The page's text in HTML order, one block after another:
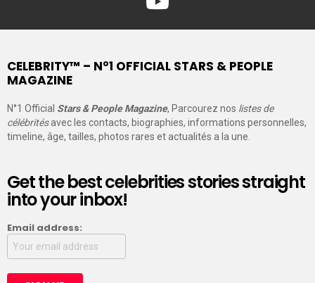
CELEBRITY™ – N°1 OFFICIAL STARS & PEOPLE
MAGAZINE
N°1 Official Stars & People Magazine, Parcourez nos listes de
célébritésavec les contacts, biographies, informations personnelles,
timeline, âge, tailles, photos rares et actualités a la une.
Get the best celebrities stories straight
into your inbox!
Email address: